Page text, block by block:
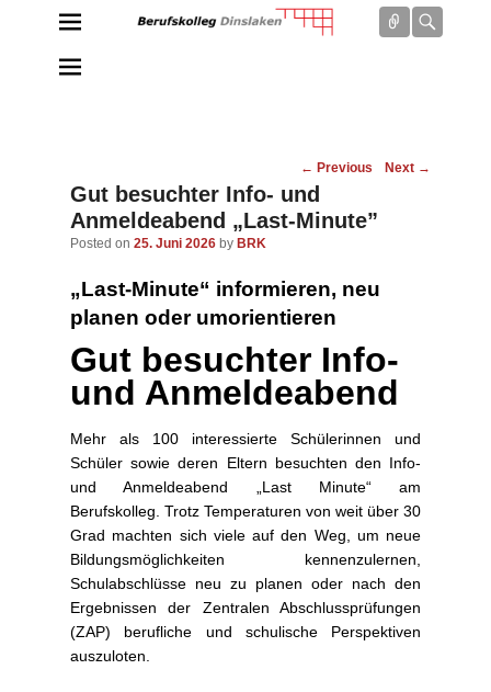
Connect
Post
navigation
← Previous Next →
Gut besuchter Info- und
Anmeldeabend „Last-Minute”
Posted on 25. Juni 2026 by BRK
„Last-Minute“ informieren, neu
planen oder umorientieren
Gut besuchter Info-
und Anmeldeabend
Mehr als 100 interessierte Schülerinnen und
Schüler sowie deren Eltern besuchten den Info-
und Anmeldeabend „Last Minute“ am
Berufskolleg. Trotz Temperaturen von weit über 30
Grad machten sich viele auf den Weg, um neue
Bildungsmöglichkeiten kennenzulernen,
Schulabschlüsse neu zu planen oder nach den
Ergebnissen der Zentralen Abschlussprüfungen
(ZAP) berufliche und schulische Perspektiven
auszuloten.